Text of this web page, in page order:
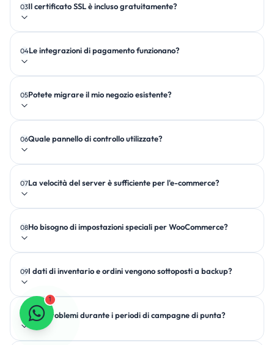
Magento
03Il certificato SSL è incluso gratuitamente?
04Le integrazioni di pagamento funzionano?
iyzico, PayTR, Stripe, PayPal
05Potete migrare il mio negozio esistente?
06Quale pannello di controllo utilizzate?
07La velocità del server è sufficiente per l'e-commerce?
08Ho bisogno di impostazioni speciali per WooCommerce?
con un clic
09I dati di inventario e ordini vengono sottoposti a backup?
sottoposti a backup
Avrò problemi durante i periodi di campagne di punta?
1